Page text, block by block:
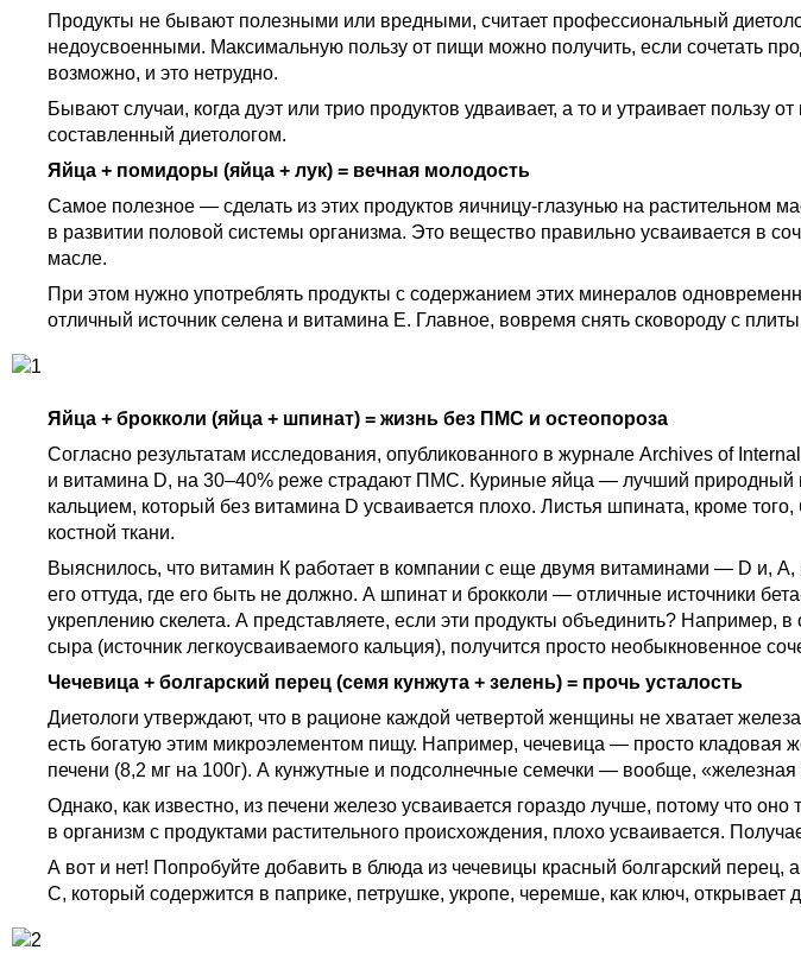
Продукты не бывают полезными или вредными, считает профессиональный
недоусвоенными. Максимальную пользу от пищи можно получить, если сочетать
возможно, и это нетрудно.
Бывают случаи, когда дуэт или трио продуктов удваивает, а то и утраивает пользу
составленный диетологом.
Яйца + помидоры (яйца + лук) = вечная молодость
Самое полезное — сделать из этих продуктов яичницу-глазунью на
в развитии половой системы организма. Это вещество правильно усваивается в
масле.
При этом нужно употреблять продукты с содержанием этих минералов
отличный источник селена и витамина Е. Главное, вовремя снять сковороду с
Яйца + брокколи (яйца + шпинат) = жизнь без ПМС и остеопороза
Согласно результатам исследования, опубликованного в журнале Archives of
и витамина D, на 30–40% реже страдают ПМС. Куриные яйца — лучший природный
кальцием, который без витамина D усваивается плохо. Листья шпината, кроме
костной ткани.
Выяснилось, что витамин К работает в компании с еще двумя витаминами — D и,
его оттуда, где его быть не должно. А шпинат и брокколи — отличные источники
укреплению скелета. А представляете, если эти продукты объединить?
сыра (источник легкоусваиваемого кальция), получится просто необыкновенное
Чечевица + болгарский перец (семя кунжута + зелень) = прочь усталость
Диетологи утверждают, что в рационе каждой четвертой женщины не хватает
есть богатую этим микроэлементом пищу. Например, чечевица — просто кладовая
печени (8,2 мг на 100г). А кунжутные и подсолнечные семечки — вообще,
Однако, как известно, из печени железо усваивается гораздо лучше, потому что
в организм с продуктами растительного происхождения, плохо усваивается.
А вот и нет! Попробуйте добавить в блюда из чечевицы красный болгарский
С, который содержится в паприке, петрушке, укропе, черемше, как ключ,